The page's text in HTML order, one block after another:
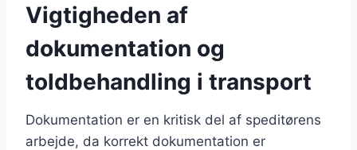
Vigtigheden af
dokumentation og
toldbehandling i transport
Dokumentation er en kritisk del af speditørens
arbejde, da korrekt dokumentation er